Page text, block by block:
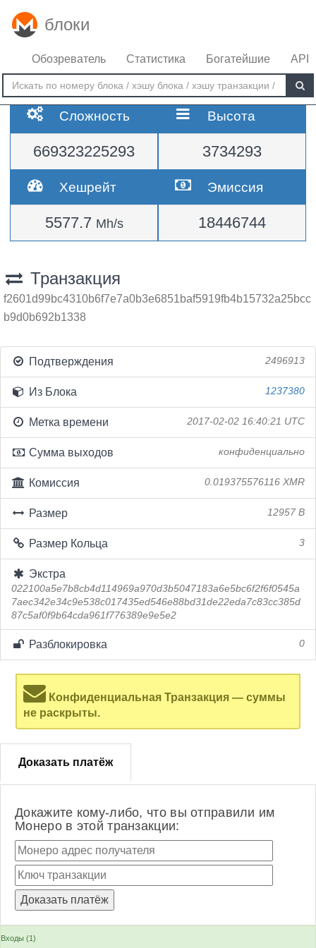
блоки
Обозреватель Статистика Богатейшие API
Сложность
669323225293
Высота
3734293
Хешрейт
5577.7 Mh/s
Эмиссия
18446744
Транзакция
f2601d99bc4310b6f7e7a0b3e6851baf5919fb4b15732a25bcc
b9d0b692b1338
Подтверждения 2496913
Из Блока 1237380
Метка времени 2017-02-02 16:40:21 UTC
Сумма выходов конфиденциально
Комиссия 0.019375576116 XMR
Размер 12957 B
Размер Кольца 3
Экстра
022100a5e7b8cb4d114969a970d3b5047183a6e5bc6f2f6f0545a
7aec342e34c9e538c017435ed546e88bd31de22eda7c83cc385d
87c5af0f9b64cda961f776389e9e5e2
Разблокировка 0
Конфиденциальная Транзакция — суммы
не раскрыты.
Доказать платёж
Докажите кому-либо, что вы отправили им
Монеро в этой транзакции:
Входы (1)